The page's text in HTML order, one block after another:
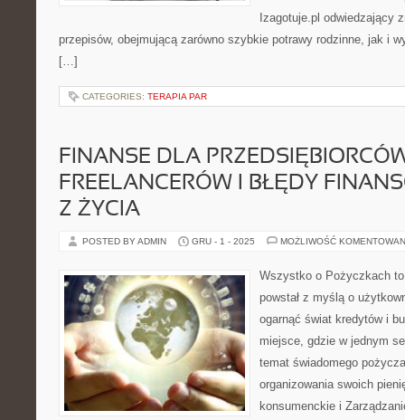
Izagotuje.pl odwiedzający
przepisów, obejmującą zarówno szybkie potrawy rodzinne, jak i
[…]
CATEGORIES: TERAPIA PAR
FINANSE DLA
FREELANCERÓW I BŁĘDY
Z ŻYCIA
POSTED BY ADMIN GRU - 1 - 2025 MOŻLIWOŚĆ
Wszystko o Pożyczkach
powstał z myślą o
ogarnąć świat kredytów i
miejsce, gdzie w jednym
temat świadomego
organizowania swoich
konsumenckie i